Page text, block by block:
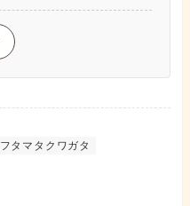
フタマタクワガタ